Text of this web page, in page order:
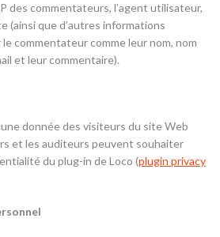
des commentateurs, l’agent utilisateur,
(ainsi que d’autres informations
commentateur comme leur nom, nom
et leur commentaire).
donnée des visiteurs du site Web
et les auditeurs peuvent souhaiter
du plug-in de Loco (plugin privacy